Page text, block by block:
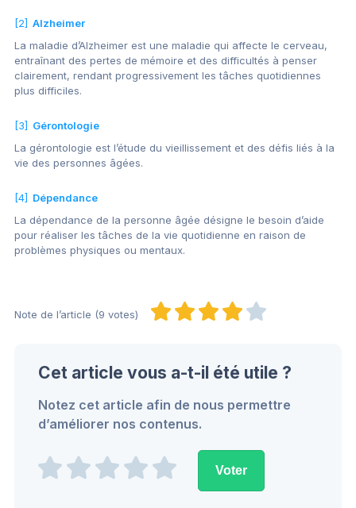
[2] Alzheimer
La maladie d’Alzheimer est une maladie qui affecte le cerveau,
entraînant des pertes de mémoire et des difficultés à penser
clairement, rendant progressivement les tâches quotidiennes
plus difficiles.
[3] Gérontologie
La gérontologie est l’étude du vieillissement et des défis liés à la
vie des personnes âgées.
[4] Dépendance
La dépendance de la personne âgée désigne le besoin d’aide
pour réaliser les tâches de la vie quotidienne en raison de
problèmes physiques ou mentaux.
Note de l’article (9 votes)
Cet article vous a-t-il été utile ?
Notez cet article afin de nous permettre
d’améliorer nos contenus.